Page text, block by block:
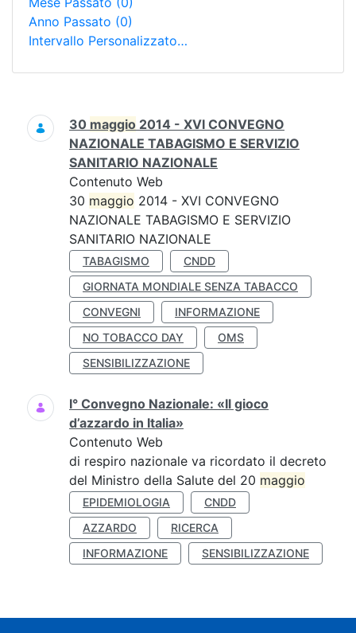
Anno Passato (0)
Intervallo Personalizzato…
Ricerca
30 maggio 2014 - XVI CONVEGNO
NAZIONALE TABAGISMO E SERVIZIO
SANITARIO NAZIONALE
Contenuto Web
30 maggio 2014 - XVI CONVEGNO
NAZIONALE TABAGISMO E SERVIZIO
SANITARIO NAZIONALE
TABAGISMO
CNDD
GIORNATA MONDIALE SENZA TABACCO
CONVEGNI
INFORMAZIONE
NO TOBACCO DAY
OMS
SENSIBILIZZAZIONE
I° Convegno Nazionale: «Il gioco
d’azzardo in Italia»
Contenuto Web
di respiro nazionale va ricordato il decreto
del Ministro della Salute del 20 maggio
EPIDEMIOLOGIA
CNDD
AZZARDO
RICERCA
INFORMAZIONE
SENSIBILIZZAZIONE